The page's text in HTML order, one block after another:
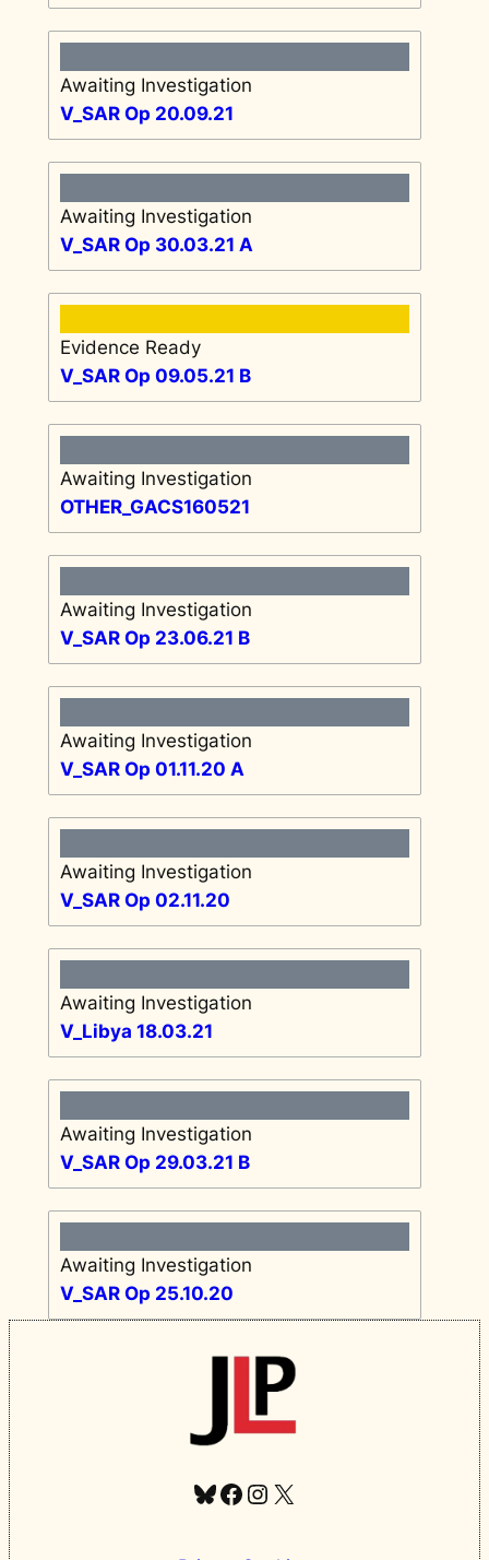
Awaiting Investigation
V_SAR Op 20.09.21
Awaiting Investigation
V_SAR Op 30.03.21 A
Evidence Ready
V_SAR Op 09.05.21 B
Awaiting Investigation
OTHER_GACS160521
Awaiting Investigation
V_SAR Op 23.06.21 B
Awaiting Investigation
V_SAR Op 01.11.20 A
Awaiting Investigation
V_SAR Op 02.11.20
Awaiting Investigation
V_Libya 18.03.21
Awaiting Investigation
V_SAR Op 29.03.21 B
Awaiting Investigation
V_SAR Op 25.10.20
Bluesky
Facebook
Instagram
X